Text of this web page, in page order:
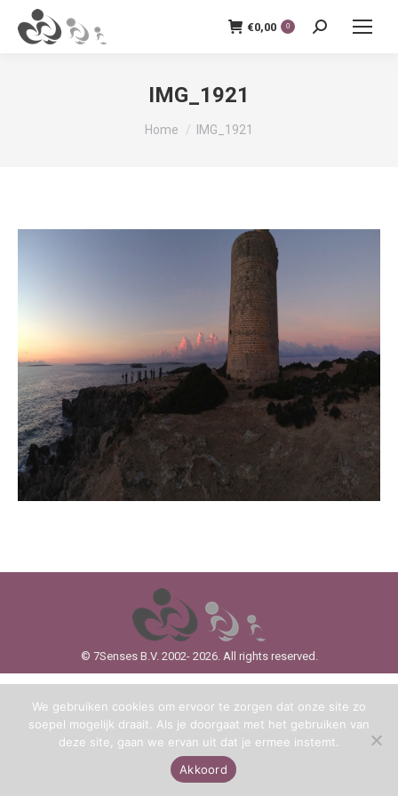
€0,00 0 Zoeken:
IMG_1921
Je bent hier:
Home IMG_1921
© 7Senses B.V. 2002- 2026. All rights reserved.
We gebruiken cookies om ervoor te zorgen dat onze site zo
soepel mogelijk draait. Als je doorgaat met het gebruiken van
deze site, gaan we ervan uit dat je ermee instemt.
Akkoord